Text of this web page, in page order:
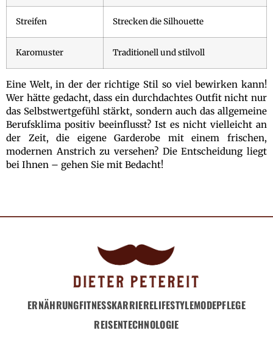
Streifen Strecken die Silhouette
Karomuster Traditionell und stilvoll
Eine Welt, in der der richtige Stil so viel bewirken kann!
Wer hätte gedacht, dass ein durchdachtes Outfit nicht nur
das Selbstwertgefühl stärkt, sondern auch das allgemeine
Berufsklima positiv beeinflusst? Ist es nicht vielleicht an
der Zeit, die eigene Garderobe mit einem frischen,
modernen Anstrich zu versehen? Die Entscheidung liegt
bei Ihnen – gehen Sie mit Bedacht!
ERNÄHRUNGFITNESSKARRIERELIFESTYLEMODEPFLEGE
REISENTECHNOLOGIE